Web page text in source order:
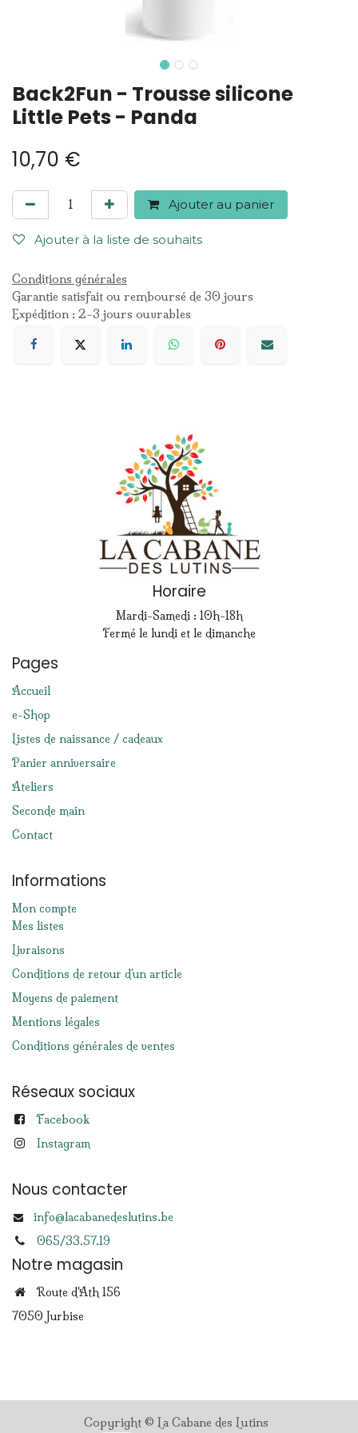
Back2Fun - Trousse silicone
Little Pets - Panda
10,70 €
Ajouter au panier
Ajouter à la liste de souhaits
Conditions générales
Garantie satisfait ou remboursé de 30 jours
Expédition : 2-3 jours ouvrables
Horaire
Mardi-Samedi : 10h-18h
Fermé le lundi et le dimanche
Pages
Accueil
e-Shop
Listes de naissance / cadeaux
Panier anniversaire
Ateliers
Seconde main
Contact
Informations
Mon compte
Mes listes
Livraisons
Conditions de retour d'un article
Moyens de paiement
Mentions légales
Conditions générales de ventes
Réseaux sociaux
Facebook
Instagram
Nous contacter
info@lacabanedeslutins.be
065/33.57.19
Notre magasin
Route d'Ath 156
7050 Jurbise
Copyright © La Cabane des Lutins